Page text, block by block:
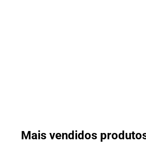
Mais vendidos